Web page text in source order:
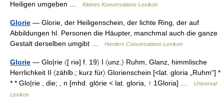
Heiligen umgeben …
Kleines Konversations-Lexikon
Glorie — Glorie, der Heiligenschein, der lichte Ring, der auf
Abbildungen hl. Personen die Häupter, manchmal auch die ganze
Gestalt derselben umgibt …
Herders Conversations-Lexikon
Glorie — Glo|rie 〈[ riə] f. 19〉 I 〈unz.〉 Ruhm, Glanz, himmlische
Herrlichkeit II 〈zählb.; kurz für〉 Glorienschein [<lat. gloria „Ruhm“] *
* * Glo|rie , die; , n [mhd. glōrie < lat. gloria, ↑ 1Gloria] …
Universal-
Lexikon